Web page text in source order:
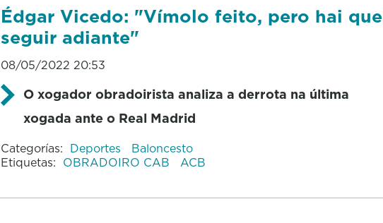
Édgar Vicedo: "Vímolo feito, pero hai que
seguir adiante"
08/05/2022 20:53
O xogador obradoirista analiza a derrota na última
xogada ante o Real Madrid
Categorías: Deportes
Baloncesto
Etiquetas: OBRADOIRO CAB ACB